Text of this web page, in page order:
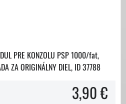
PRE KONZOLU PSP 1000/fat,
ZA ORIGINÁLNY DIEL, ID 37788
3,90 €